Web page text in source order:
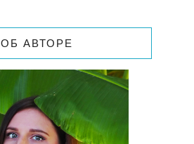
ОБ АВТОРЕ